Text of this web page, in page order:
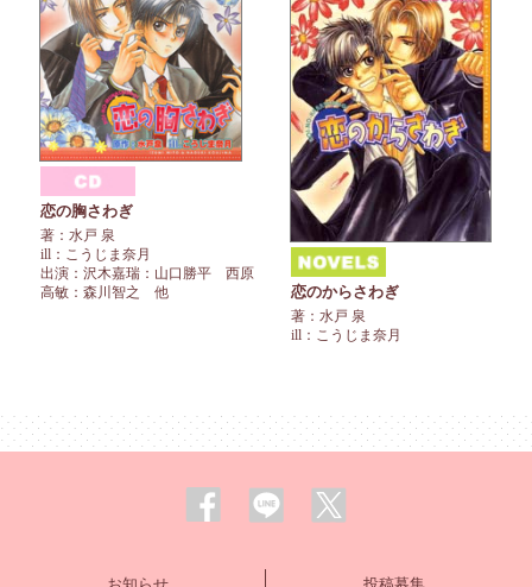
恋の胸さわぎ
著：水戸 泉
ill：こうじま奈月
出演：沢木嘉瑞：山口勝平 西原
高敏：森川智之 他
恋のからさわぎ
著：水戸 泉
ill：こうじま奈月